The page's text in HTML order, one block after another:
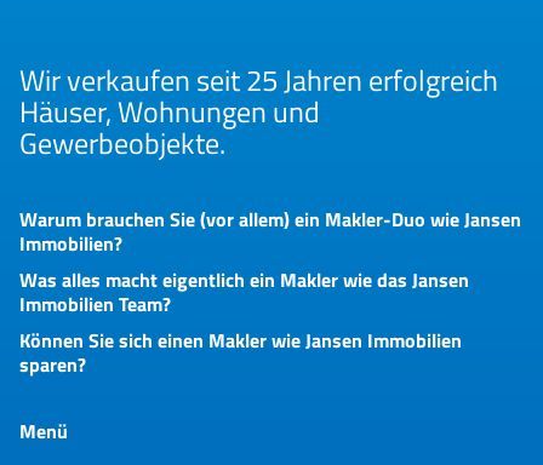
Wir verkaufen seit 25 Jahren erfolgreich
Häuser, Wohnungen und
Gewerbeobjekte.
Warum brauchen Sie (vor allem) ein Makler-Duo wie Jansen
Immobilien?
Was alles macht eigentlich ein Makler wie das Jansen
Immobilien Team?
Können Sie sich einen Makler wie Jansen Immobilien
sparen?
Menü